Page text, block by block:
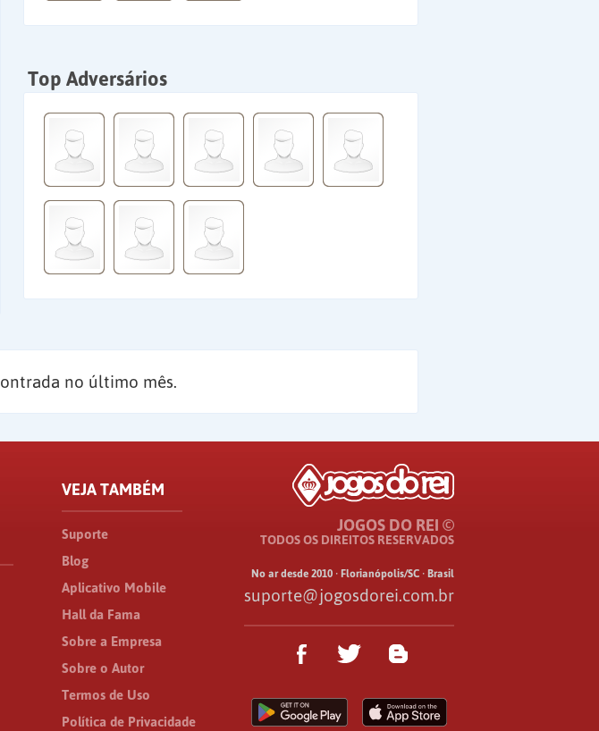
Top Adversários
no último mês.
VEJA TAMBÉM
Suporte
Blog
Aplicativo Mobile
Hall da Fama
Sobre a Empresa
Sobre o Autor
Termos de Uso
Política de Privacidade
JOGOS DO REI ©
TODOS OS DIREITOS RESERVADOS
No ar desde 2010 · Florianópolis/SC · Brasil
suporte@jogosdorei.com.br